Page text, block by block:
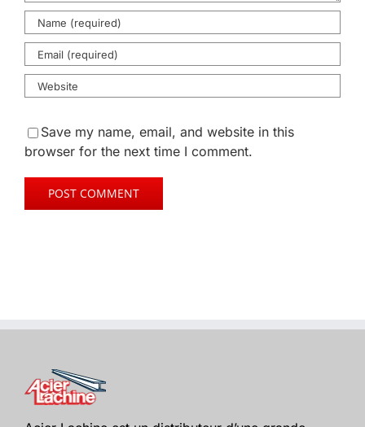
Save my name, email, and website in this
browser for the next time I comment.